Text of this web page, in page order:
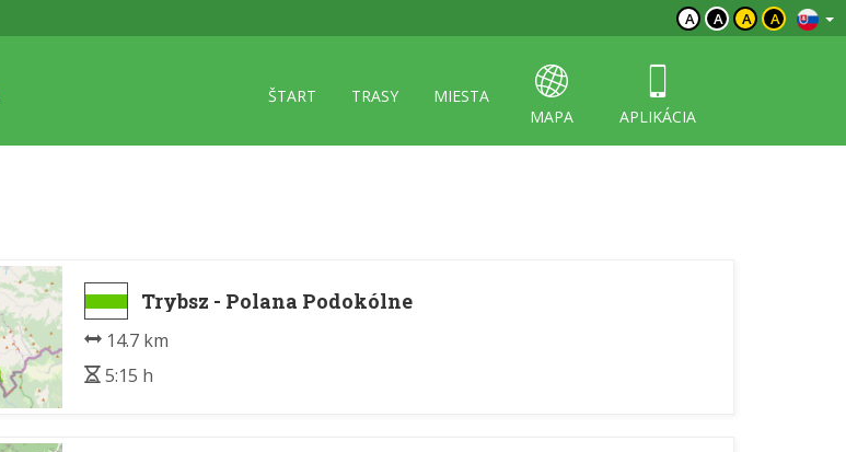
A A A A
ŠTART TRASY
MIESTA
MAPA
APLIKÁCIA
Trybsz - Polana Podokólne
14.7 km
5:15 h